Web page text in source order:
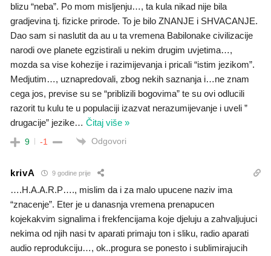
blizu “neba”. Po mom misljenju…, ta kula nikad nije bila
gradjevina tj. fizicke prirode. To je bilo ZNANJE i SHVACANJE.
Dao sam si naslutit da au u ta vremena Babilonake civilizacije
narodi ove planete egzistirali u nekim drugim uvjetima…,
mozda sa vise kohezije i razimijevanja i pricali “istim jezikom”.
Medjutim…, uznapredovali, zbog nekih saznanja i…ne znam
cega jos, previse su se “priblizili bogovima” te su ovi odlucili
razorit tu kulu te u populaciji izazvat nerazumijevanje i uveli ”
drugacije” jezike… Čitaj više »
9 -1 Odgovori
krivA 9 godine prije
….H.A.A.R.P…., mislim da i za malo upucene naziv ima
“znacenje”. Eter je u danasnja vremena prenapucen
kojekakvim signalima i frekfencijama koje djeluju a zahvaljujuci
nekima od njih nasi tv aparati primaju ton i sliku, radio aparati
audio reprodukciju…, ok..progura se ponesto i sublimirajucih